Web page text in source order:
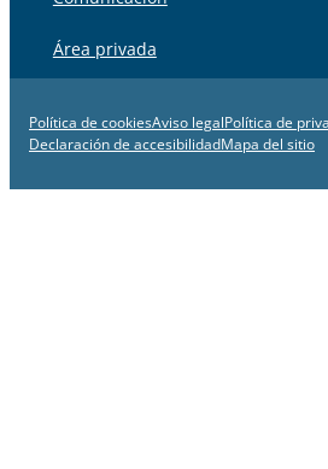
Área privada
Política de cookiesAviso legalPolítica de
Declaración de accesibilidadMapa del sitio